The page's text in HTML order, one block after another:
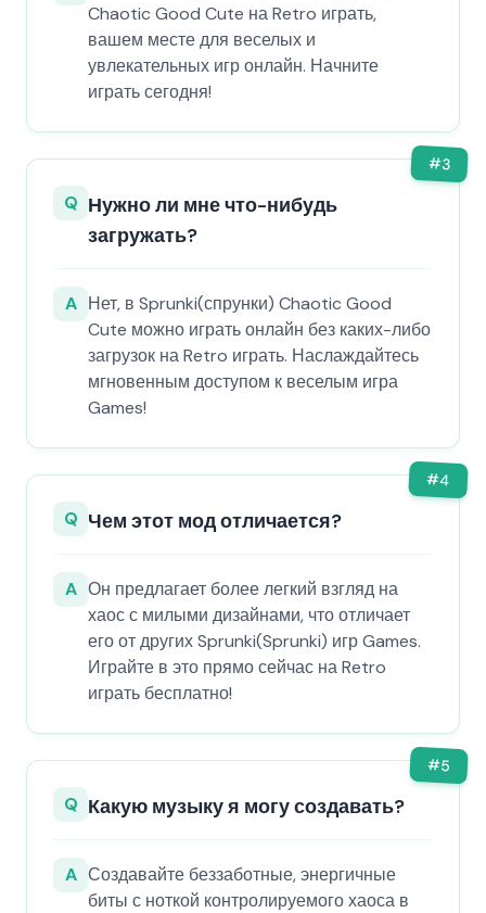
Chaotic Good Cute на Retro играть,
вашем месте для веселых и
увлекательных игр онлайн. Начните
играть сегодня!
#3
Q Нужно ли мне что-нибудь
загружать?
A Нет, в Sprunki(спрунки) Chaotic Good
Cute можно играть онлайн без каких-либо
загрузок на Retro играть. Наслаждайтесь
мгновенным доступом к веселым игра
Games!
#4
Q Чем этот мод отличается?
A Он предлагает более легкий взгляд на
хаос с милыми дизайнами, что отличает
его от других Sprunki(Sprunki) игр Games.
Играйте в это прямо сейчас на Retro
играть бесплатно!
#5
Q Какую музыку я могу создавать?
A Создавайте беззаботные, энергичные
биты с ноткой контролируемого хаоса в